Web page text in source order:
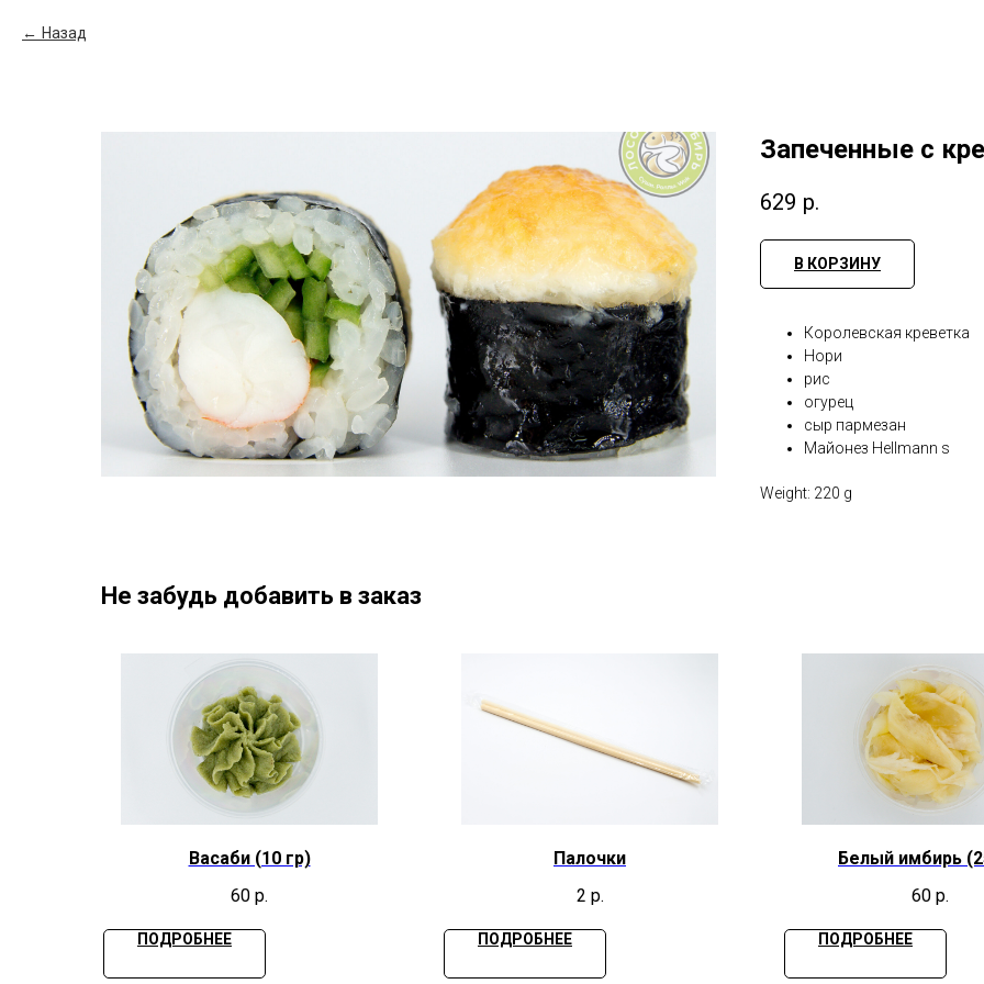
Назад
Запеченные с
629 р.
В КОРЗИНУ
Королевская креветка
Нори
рис
огурец
сыр пармезан
Майонез Hellmann s
Weight: 220 g
Не забудь добавить в заказ
Васаби (10 гр)
60 р.
ПОДРОБНЕЕ
Палочки
2 р.
ПОДРОБНЕЕ
Белый имбирь
60 р.
ПОДРОБНЕЕ